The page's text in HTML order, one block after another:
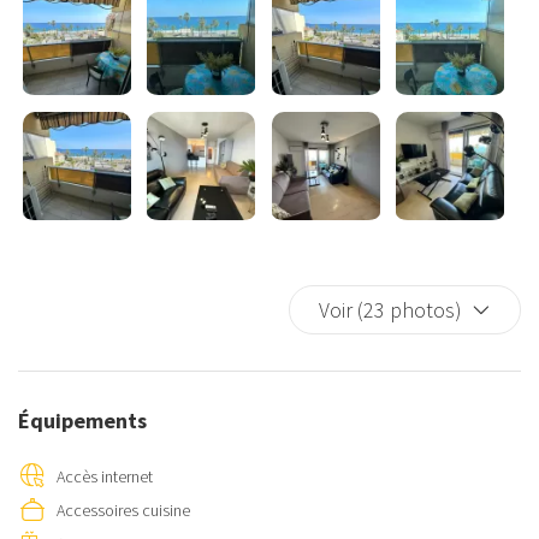
Voir (23 photos)
Équipements
Accès internet
Accessoires cuisine